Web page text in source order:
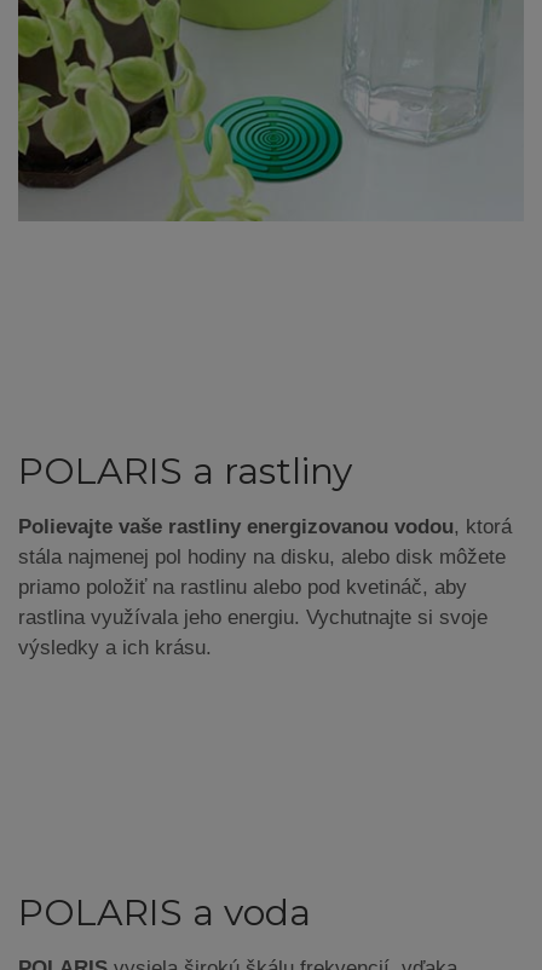
POLARIS a rastliny
Polievajte vaše rastliny energizovanou vodou, ktorá
stála najmenej pol hodiny na disku, alebo disk môžete
priamo položiť na rastlinu alebo pod kvetináč, aby
rastlina využívala jeho energiu. Vychutnajte si svoje
výsledky a ich krásu.
POLARIS a voda